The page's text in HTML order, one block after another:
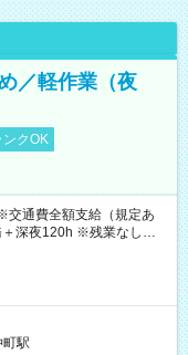
／軽作業（夜
ンクOK
通費全額支給（規定あ
深夜120h ※残業なしの場
町駅